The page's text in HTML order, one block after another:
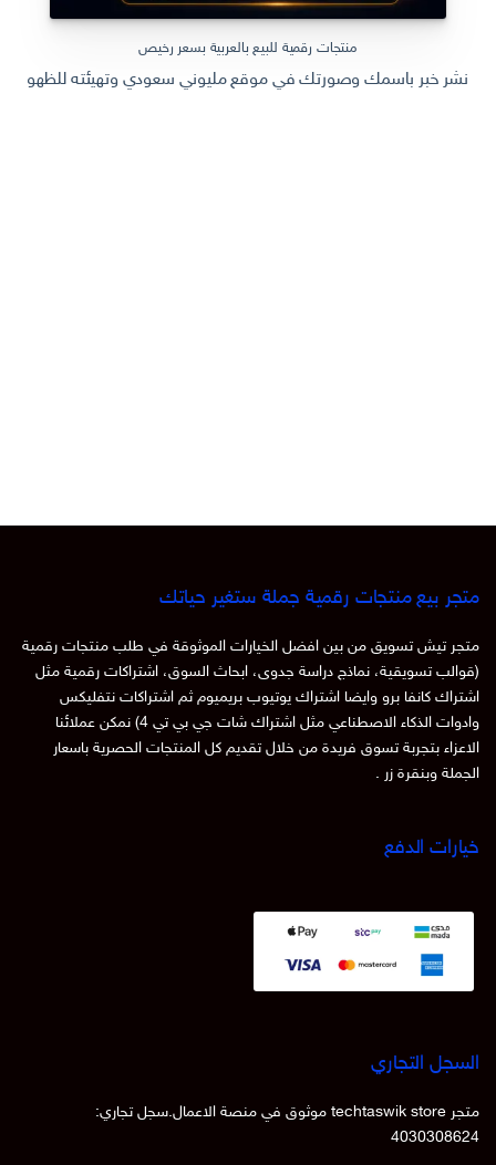
منتجات رقمية للبيع بالعربية بسعر رخيص
نشر خبر باسمك وصورتك في موقع مليوني سعودي وتهيئته للظهور
متجر بيع منتجات رقمية جملة ستغير حياتك
متجر تيش تسويق من بين افضل الخيارات الموثوقة في طلب منتجات رقمية
(قوالب تسويقية، نماذج دراسة جدوى، ابحاث السوق، اشتراكات رقمية مثل
اشتراك كانفا برو وايضا اشتراك يوتيوب بريميوم ثم اشتراكات نتفليكس
وادوات الذكاء الاصطناعي مثل اشتراك شات جي بي تي 4) نمكن عملائنا
الاعزاء بتجربة تسوق فريدة من خلال تقديم كل المنتجات الحصرية باسعار
الجملة وبنقرة زر .
خيارات الدفع
السجل التجاري
متجر techtaswik store موثوق في منصة الاعمال.سجل تجاري:
4030308624